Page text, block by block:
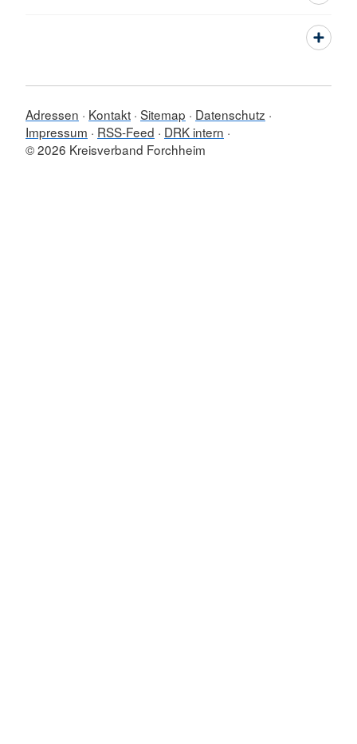
Adressen Kontakt Sitemap
Datenschutz
Impressum
RSS-Feed
DRK intern
© 2026 Kreisverband Forchheim